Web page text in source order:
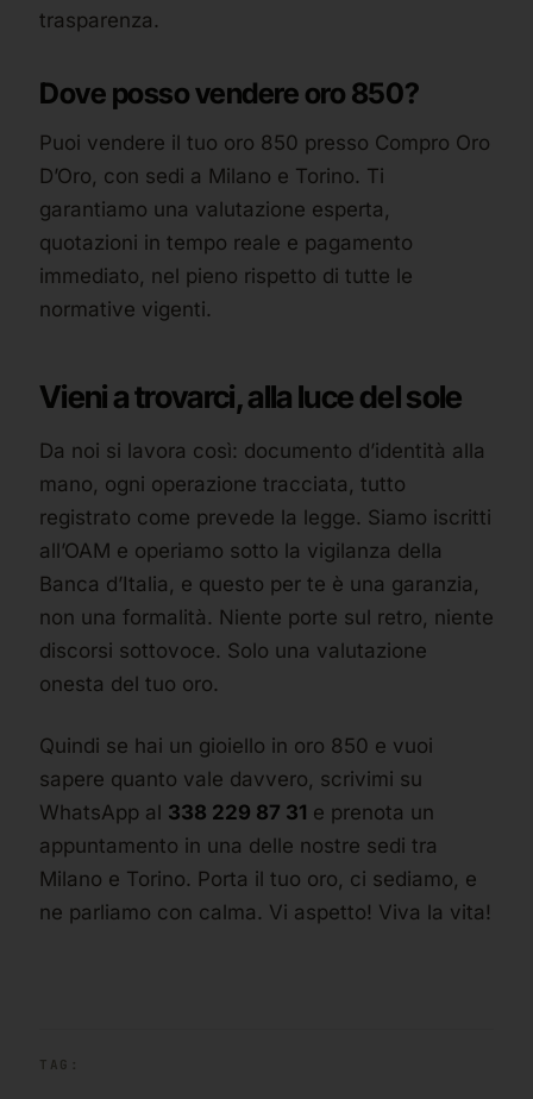
trasparenza.
Dove posso vendere oro 850?
Puoi vendere il tuo oro 850 presso Compro Oro
D’Oro, con sedi a Milano e Torino. Ti
garantiamo una valutazione esperta,
quotazioni in tempo reale e pagamento
immediato, nel pieno rispetto di tutte le
normative vigenti.
Vieni a trovarci, alla luce del sole
Da noi si lavora così: documento d’identità alla
mano, ogni operazione tracciata, tutto
registrato come prevede la legge. Siamo iscritti
all’OAM e operiamo sotto la vigilanza della
Banca d’Italia, e questo per te è una garanzia,
non una formalità. Niente porte sul retro, niente
discorsi sottovoce. Solo una valutazione
onesta del tuo oro.
Quindi se hai un gioiello in oro 850 e vuoi
sapere quanto vale davvero, scrivimi su
WhatsApp al 338 229 87 31 e prenota un
appuntamento in una delle nostre sedi tra
Milano e Torino. Porta il tuo oro, ci sediamo, e
ne parliamo con calma. Vi aspetto! Viva la vita!
TAG: